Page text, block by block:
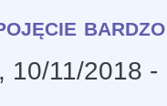
bardzo
10/11/2018 -